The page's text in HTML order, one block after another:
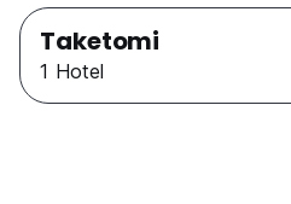
Taketomi
1 Hotel